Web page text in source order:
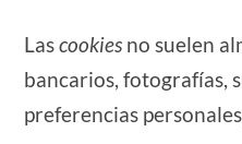
Lascookies no suelen
bancarios, fotografías,
preferencias